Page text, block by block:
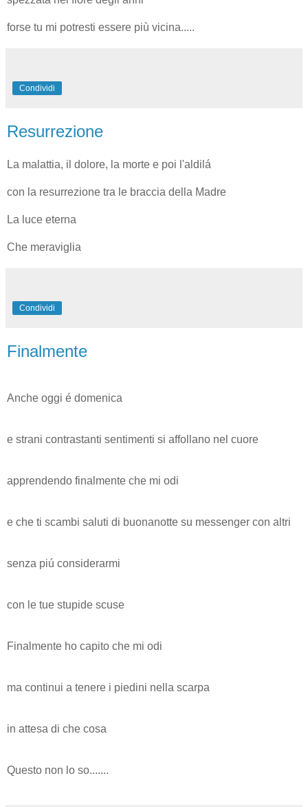
forse tu mi potresti essere più vicina.....
Condividi
Resurrezione
La malattia, il dolore, la morte e poi l'aldilá
con la resurrezione tra le braccia della Madre
La luce eterna
Che meraviglia
Condividi
Finalmente
Anche oggi é domenica
e strani contrastanti sentimenti si affollano nel cuore
apprendendo finalmente che mi odi
e che ti scambi saluti di buonanotte su messenger con altri
senza piú considerarmi
con le tue stupide scuse
Finalmente ho capito che mi odi
ma continui a tenere i piedini nella scarpa
in attesa di che cosa
Questo non lo so.......